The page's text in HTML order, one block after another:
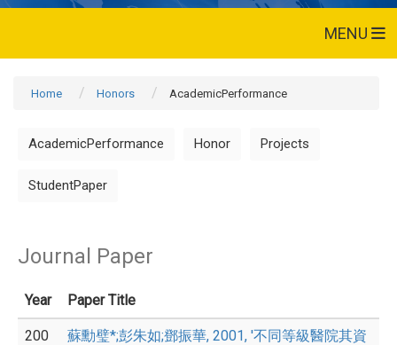
MENU
Home Honors AcademicPerformance
AcademicPerformance Honor Projects
StudentPaper
Journal Paper
Year Paper Title
200
蘇勳璧*;彭朱如;鄧振華, 2001, '不同等級醫院其資